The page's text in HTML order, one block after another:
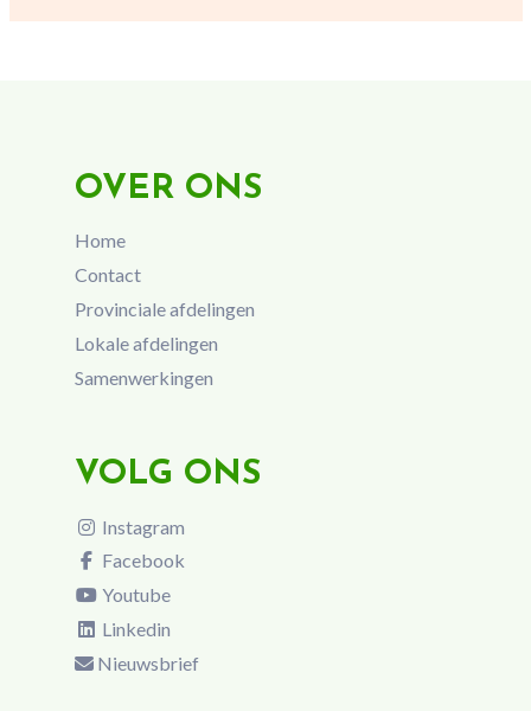
OVER ONS
Home
Contact
Provinciale afdelingen
Lokale afdelingen
Samenwerkingen
VOLG ONS
Instagram
Facebook
Youtube
Linkedin
Nieuwsbrief